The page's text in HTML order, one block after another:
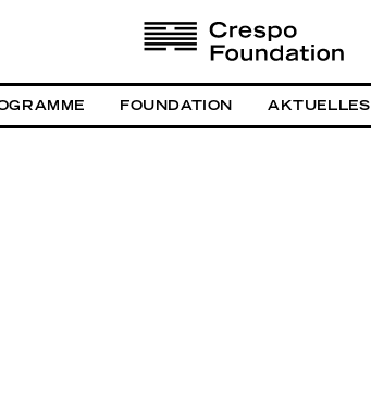
FOUNDATION AKTUELLES